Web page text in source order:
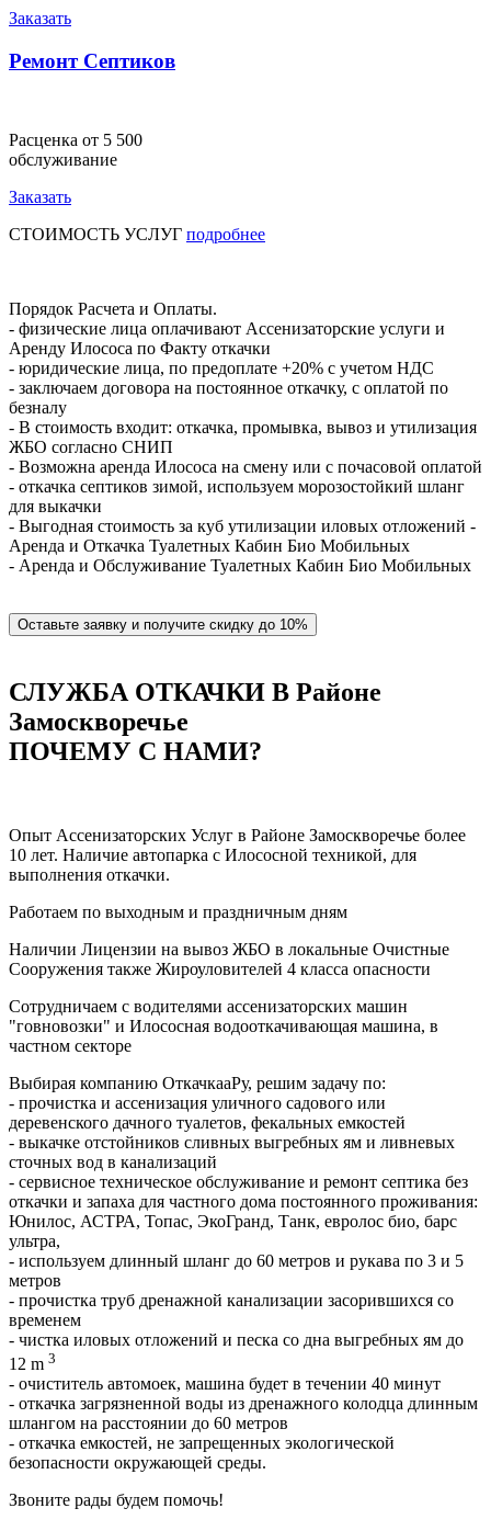
Заказать
Ремонт Септиков
Расценка от 5 500
обслуживание
Заказать
СТОИМОСТЬ УСЛУГ подробнее
Порядок Расчета и Оплаты.
- физические лица оплачивают Ассенизаторские услуги и
Аренду Илососа по Факту откачки
- юридические лица, по предоплате +20% с учетом НДС
- заключаем договора на постоянное откачку, с оплатой по
безналу
- В стоимость входит: откачка, промывка, вывоз и утилизация
ЖБО согласно СНИП
- Возможна аренда Илососа на смену или с почасовой оплатой
- откачка септиков зимой, используем морозостойкий шланг
для выкачки
- Выгодная стоимость за куб утилизации иловых отложений -
Аренда и Откачка Туалетных Кабин Био Мобильных
- Аренда и Обслуживание Туалетных Кабин Био Мобильных
Оставьте заявку и получите скидку до 10%
СЛУЖБА ОТКАЧКИ В Районе
Замоскворечье
ПОЧЕМУ С НАМИ?
Опыт Ассенизаторских Услуг в Районе Замоскворечье более
10 лет. Наличие автопарка с Илососной техникой, для
выполнения откачки.
Работаем по выходным и праздничным дням
Наличии Лицензии на вывоз ЖБО в локальные Очистные
Сооружения также Жироуловителей 4 класса опасности
Сотрудничаем с водителями ассенизаторских машин
"говновозки" и Илососная водооткачивающая машина, в
частном секторе
Выбирая компанию ОткачкааРу, решим задачу по:
- прочистка и ассенизация уличного садового или
деревенского дачного туалетов, фекальных емкостей
- выкачке отстойников сливных выгребных ям и ливневых
сточных вод в канализаций
- сервисное техническое обслуживание и ремонт септика без
откачки и запаха для частного дома постоянного проживания:
Юнилос, АСТРА, Топас, ЭкоГранд, Танк, евролос био, барс
ультра,
- используем длинный шланг до 60 метров и рукава по 3 и 5
метров
- прочистка труб дренажной канализации засорившихся со
временем
- чистка иловых отложений и песка со дна выгребных ям до
12 m 3
- очиститель автомоек, машина будет в течении 40 минут
- откачка загрязненной воды из дренажного колодца длинным
шлангом на расстоянии до 60 метров
- откачка емкостей, не запрещенных экологической
безопасности окружающей среды.
Звоните рады будем помочь!